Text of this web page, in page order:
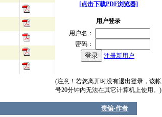
[点击下载PDF浏览器]
用户登录
用户名：
密码：
注册新用户
(注意！若您离开时没有退出登录，该帐
号20分钟内无法在其它计算机上使用。)
责编·作者